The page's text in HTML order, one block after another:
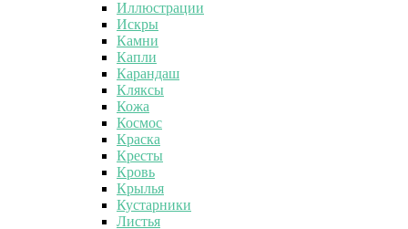
Иллюстрации
Искры
Камни
Капли
Карандаш
Кляксы
Кожа
Космос
Краска
Кресты
Кровь
Крылья
Кустарники
Листья